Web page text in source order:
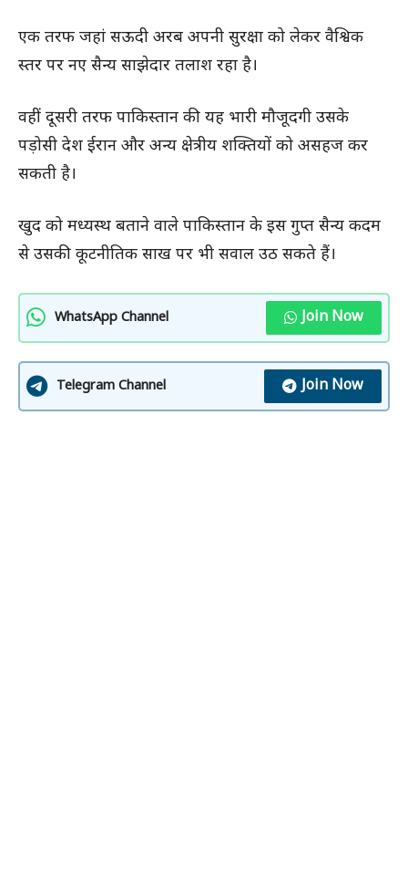
एक तरफ जहां सऊदी अरब अपनी सुरक्षा को लेकर वैश्विक
स्तर पर नए सैन्य साझेदार तलाश रहा है।
वहीं दूसरी तरफ पाकिस्तान की यह भारी मौजूदगी उसके
पड़ोसी देश ईरान और अन्य क्षेत्रीय शक्तियों को असहज कर
सकती है।
खुद को मध्यस्थ बताने वाले पाकिस्तान के इस गुप्त सैन्य कदम
से उसकी कूटनीतिक साख पर भी सवाल उठ सकते हैं।
WhatsApp Channel Join Now
Telegram Channel Join Now